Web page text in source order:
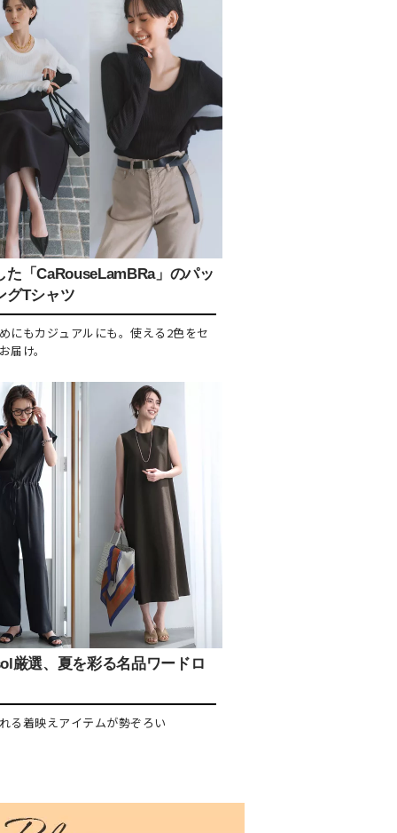
た「CaRouseLamBRa」のパッ
グTシャツ
にもカジュアルにも。使える2色をセ
届け。
厳選、夏を彩る名品ワードロ
る着映えアイテムが勢ぞろい